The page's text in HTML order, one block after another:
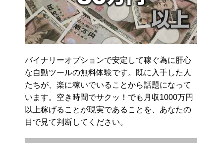
バイナリーオプションで安定して稼ぐ為に肝心
な自動ツールの無料体験です。既に入手した人
たちが、楽に稼いでいることから話題になって
います。空き時間でサクッ！でも月収1000万円
以上稼げることが現実であることを、あなたの
目で見て判断してください。